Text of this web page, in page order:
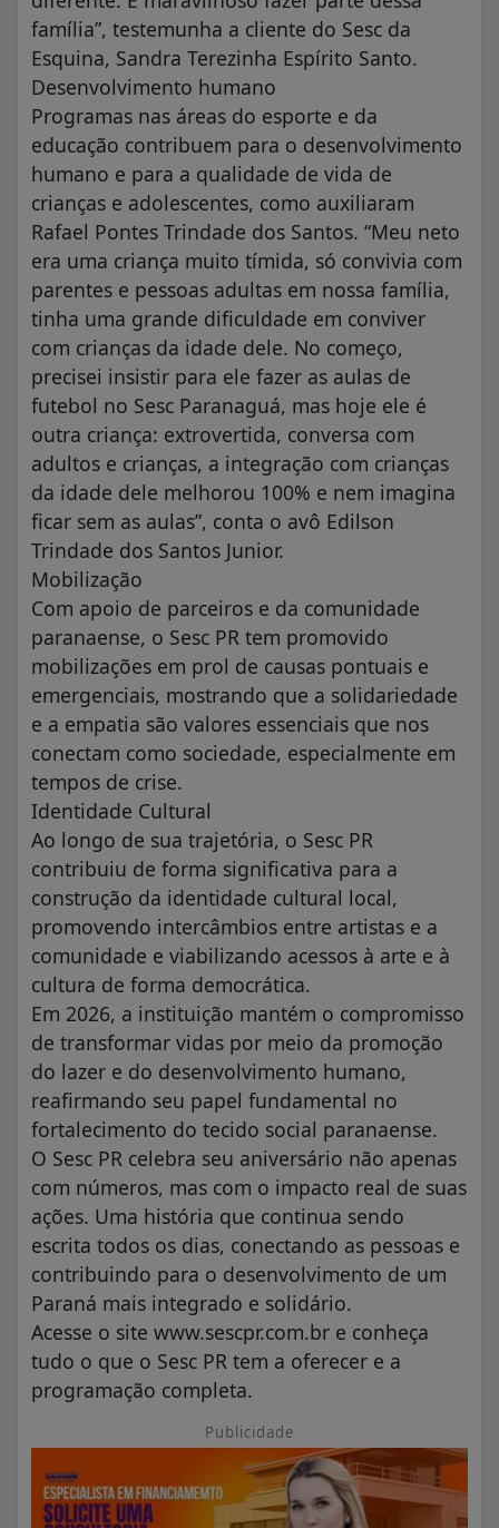
família”, testemunha a cliente do Sesc da
Esquina, Sandra Terezinha Espírito Santo.
Desenvolvimento humano
Programas nas áreas do esporte e da
educação contribuem para o desenvolvimento
humano e para a qualidade de vida de
crianças e adolescentes, como auxiliaram
Rafael Pontes Trindade dos Santos. “Meu neto
era uma criança muito tímida, só convivia com
parentes e pessoas adultas em nossa família,
tinha uma grande dificuldade em conviver
com crianças da idade dele. No começo,
precisei insistir para ele fazer as aulas de
futebol no Sesc Paranaguá, mas hoje ele é
outra criança: extrovertida, conversa com
adultos e crianças, a integração com crianças
da idade dele melhorou 100% e nem imagina
ficar sem as aulas”, conta o avô Edilson
Trindade dos Santos Junior.
Mobilização
Com apoio de parceiros e da comunidade
paranaense, o Sesc PR tem promovido
mobilizações em prol de causas pontuais e
emergenciais, mostrando que a solidariedade
e a empatia são valores essenciais que nos
conectam como sociedade, especialmente em
tempos de crise.
Identidade Cultural
Ao longo de sua trajetória, o Sesc PR
contribuiu de forma significativa para a
construção da identidade cultural local,
promovendo intercâmbios entre artistas e a
comunidade e viabilizando acessos à arte e à
cultura de forma democrática.
Em 2026, a instituição mantém o compromisso
de transformar vidas por meio da promoção
do lazer e do desenvolvimento humano,
reafirmando seu papel fundamental no
fortalecimento do tecido social paranaense.
O Sesc PR celebra seu aniversário não apenas
com números, mas com o impacto real de suas
ações. Uma história que continua sendo
escrita todos os dias, conectando as pessoas e
contribuindo para o desenvolvimento de um
Paraná mais integrado e solidário.
Acesse o site www.sescpr.com.br e conheça
tudo o que o Sesc PR tem a oferecer e a
programação completa.
Publicidade